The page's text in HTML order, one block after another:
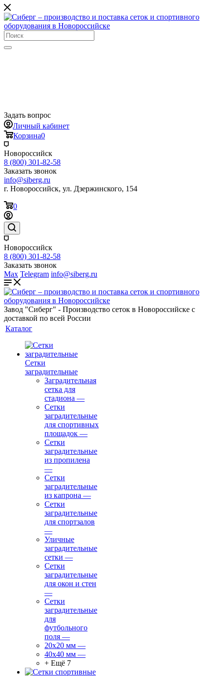
Задать вопрос
Личный кабинет
Корзина0
Новороссийск
8 (800) 301-82-58
Заказать звонок
info@siberg.ru
г. Новороссийск, ул. Дзержинского, 154
0
Новороссийск
8 (800) 301-82-58
Заказать звонок
Max Telegram info@siberg.ru
Завод "Сиберг" - Производство сеток в Новороссийске с
доставкой по всей России
Каталог
Сетки
заградительные
Заградительная
сетка для
стадиона —
Сетки
заградительные
для спортивных
площадок —
Сетки
заградительные
из пропилена
—
Сетки
заградительные
из капрона —
Сетки
заградительные
для спортзалов
—
Уличные
заградительные
сетки —
Сетки
заградительные
для окон и стен
—
Сетки
заградительные
для
футбольного
поля —
20х20 мм —
40х40 мм —
+ Ещё 7